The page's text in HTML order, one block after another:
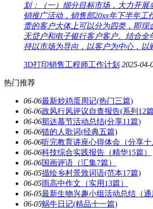
划：（一）细分目标市场，大力开展
销推广活动，销售部20xx年下半年工
责的客户大体上可以分为四类，即现
无贷户和电子银行客户客户。结合全
持以市场为导向，以客户为中心，以
3D打印销售工程师工作计划 2025-04-
热门推荐
06-06最新炒鸡蛋周记(热门三篇)
06-06政风行风评议自查报告(系列12
06-06那达慕节活动总结(分享11篇)
06-06错的人歌词(经典五篇)
06-06听完教育讲座心得体会（分享十
06-06科技综合实践报告（精华15篇）
06-06国画评语（汇集7篇）
06-05描绘乡村景致词语(范本17篇)
06-05雨高中作文（实用13篇）
06-05最新生物兴趣小组活动总结（通
06-05蜗牛日记(精品十一篇)